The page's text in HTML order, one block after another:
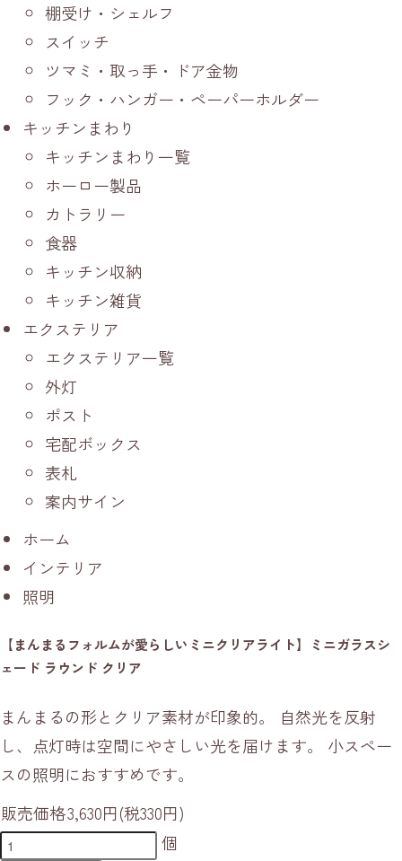
棚受け・シェルフ
スイッチ
ツマミ・取っ手・ドア金物
フック・ハンガー・ペーパーホルダー
キッチンまわり
キッチンまわり一覧
ホーロー製品
カトラリー
食器
キッチン収納
キッチン雑貨
エクステリア
エクステリア一覧
外灯
ポスト
宅配ボックス
表札
案内サイン
ホーム
インテリア
照明
【まんまるフォルムが愛らしいミニクリアライト】ミニガラスシ
ェード ラウンド クリア
まんまるの形とクリア素材が印象的。 自然光を反射
し、点灯時は空間にやさしい光を届けます。 小スペー
スの照明におすすめです。
販売価格3,630円(税330円)
個